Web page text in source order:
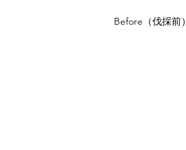
Before（伐採前